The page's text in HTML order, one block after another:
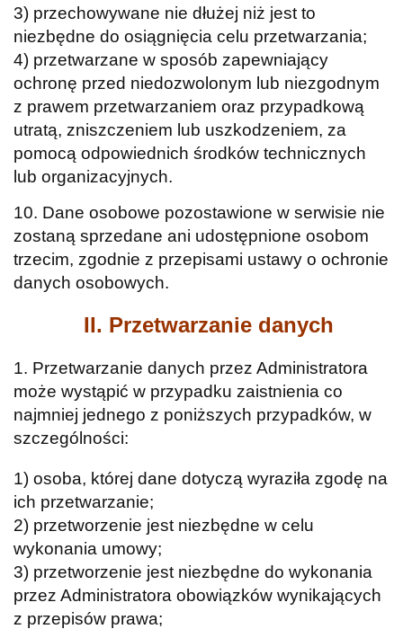
3) przechowywane nie dłużej niż jest to
niezbędne do osiągnięcia celu przetwarzania;
4) przetwarzane w sposób zapewniający
ochronę przed niedozwolonym lub niezgodnym
z prawem przetwarzaniem oraz przypadkową
utratą, zniszczeniem lub uszkodzeniem, za
pomocą odpowiednich środków technicznych
lub organizacyjnych.
10. Dane osobowe pozostawione w serwisie nie
zostaną sprzedane ani udostępnione osobom
trzecim, zgodnie z przepisami ustawy o ochronie
danych osobowych.
II. Przetwarzanie danych
1. Przetwarzanie danych przez Administratora
może wystąpić w przypadku zaistnienia co
najmniej jednego z poniższych przypadków, w
szczególności:
1) osoba, której dane dotyczą wyraziła zgodę na
ich przetwarzanie;
2) przetworzenie jest niezbędne w celu
wykonania umowy;
3) przetworzenie jest niezbędne do wykonania
przez Administratora obowiązków wynikających
z przepisów prawa;